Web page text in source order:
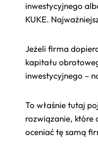
inwestycyjnego
KUKE.
Jeżeli firma
kapitału
inwestycyjnego –
To właśnie tutaj
rozwiązanie, które
oceniać tę samą